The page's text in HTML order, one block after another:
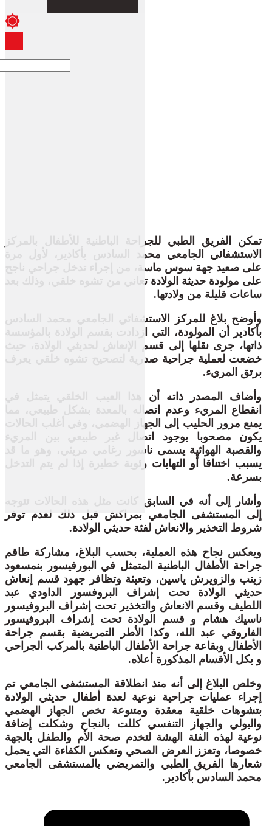
تمكن الفريق الطبي للجراحة الباطنية للأطفال بالمركز
الاستشفائي الجامعي محمد السادس بأكادير، لأول مرة
على صعيد جهة سوس ماسة، من إجراء تدخل جراحي ناجح
على مولودة حديثة الولادة تعاني من تشوه خلقي، وذلك بعد
ساعات قليلة من ولادتها.
وأوضح بلاغ للمركز الاستشفائي الجامعي محمد السادس
بأكادير أن المولودة، التي ازدادت بقسم الولادة بالمؤسسة
ذاتها، جرى نقلها إلى قسم الإنعاش لحديثي الولادة، حيث
خضعت لعملية جراحية صدرية لتصحيح تشوه خلقي يعرف
برتق المريء.
وأضاف المصدر ذاته أن هذا العيب الخلقي يتمثل في
انقطاع المريء وعدم اتصاله بالمعدة بشكل طبيعي، مما
يمنع مرور الحليب إلى الجهاز الهضمي، وفي أغلب الحالات
يكون مصحوبا بوجود اتصال غير طبيعي بين المريء
والقصبة الهوائية يسمى ناسور رغامي مريئي، وهو ما قد
يسبب اختناقا أو التهابات رئوية خطيرة إذا لم يتم التدخل
بسرعة.
وأشار إلى أنه في السابق كانت مثل هذه الحالات تتوجه
إلى المستشفى الجامعي بمراكش قبل ذلك لعدم توفر
شروط التخذير والانعاش لفئة حديثي الولادة.
ويعكس نجاح هذه العملية، بحسب البلاغ، مشاركة طاقم
جراحة الأطفال الباطنية المتمثل في البورفيسور بنمسعود
زينب والزويرش ياسين، وتعبئة وتظافر جهود قسم إنعاش
حديثي الولادة تحت إشراف البروفسور الداودي عبد
اللطيف وقسم الانعاش والتخذير تحت إشراف البروفيسور
ناسيك هشام و قسم الولادة تحت إشراف البروفيسور
الفاروقي عبد الله، وكذا الأطر التمريضية بقسم جراحة
الأطفال وبقاعة جراحة الأطفال الباطنية بالمركب الجراحي
و بكل الأقسام المذكورة أعلاه.
وخلص البلاغ إلى أنه منذ انطلاقة المستشفى الجامعي تم
إجراء عمليات جراحية نوعية لعدة أطفال حديثي الولادة
بتشوهات خلقية معقدة ومتنوعة تخص الجهاز الهضمي
والبولي والجهاز التنفسي كللت بالنجاح وشكلت إضافة
نوعية لهذه الفئة الهشة لتخدم صحة الأم والطفل بالجهة
خصوصا، وتعزز العرض الصحي وتعكس الكفاءة التي يحمل
شعارها الفريق الطبي والتمريضي بالمستشفى الجامعي
محمد السادس بأكادير.